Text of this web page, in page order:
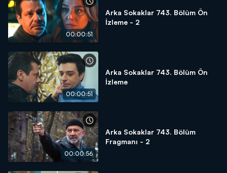
00:00:51
Arka Sokaklar 743. Bölüm Ön
İzleme - 2
00:00:51
Arka Sokaklar 743. Bölüm Ön
İzleme
00:00:56
Arka Sokaklar 743. Bölüm
Fragmanı - 2